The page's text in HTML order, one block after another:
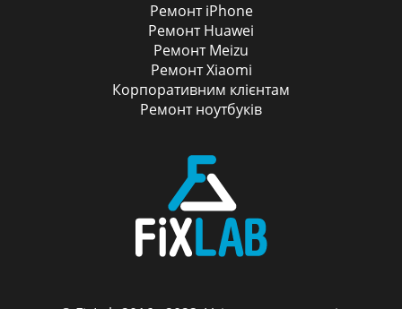
Ремонт iPhone
Ремонт Huawei
Ремонт Meizu
Ремонт Xiaomi
Корпоративним клієнтам
Ремонт ноутбуків